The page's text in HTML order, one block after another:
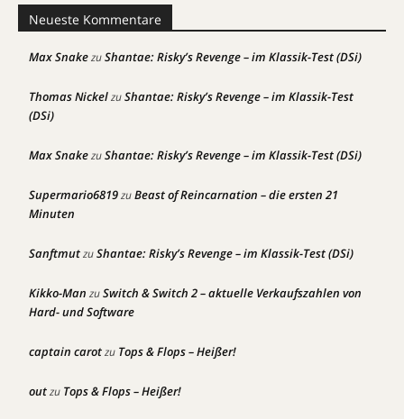
Neueste Kommentare
Max SnakezuShantae: Risky’s Revenge – im Klassik-Test (DSi)
Thomas NickelzuShantae: Risky’s Revenge – im Klassik-Test
(DSi)
Max SnakezuShantae: Risky’s Revenge – im Klassik-Test (DSi)
Supermario6819zuBeast of Reincarnation – die ersten 21
Minuten
SanftmutzuShantae: Risky’s Revenge – im Klassik-Test (DSi)
Kikko-Man zuSwitch & Switch 2 – aktuelle Verkaufszahlen von
Hard- und Software
captain carotzu Tops & Flops – Heißer!
outzu Tops & Flops – Heißer!